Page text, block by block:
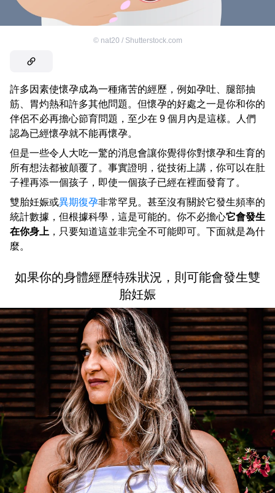
© nat20 / Shutterstock.com
許多因素使懷孕成為一種痛苦的經歷，例如孕吐、腿部抽
筋、胃灼熱和許多其他問題。但懷孕的好處之一是你和你的
伴侶不必再擔心節育問題，至少在 9 個月內是這樣。人們
認為已經懷孕就不能再懷孕。
但是一些令人大吃一驚的消息會讓你覺得你對懷孕和生育的
所有想法都被顛覆了。事實證明，從技術上講，你可以在肚
子裡再添一個孩子，即使一個孩子已經在裡面發育了。
雙胎妊娠或異期復孕非常罕見。甚至沒有關於它發生頻率的
統計數據，但根據科學，這是可能的。你不必擔心它會發生
在你身上 ，只要知道這並非完全不可能即可。下面就是為什
麼。
如果你的身體經歷特殊狀況，則可能會發生雙
胎妊娠